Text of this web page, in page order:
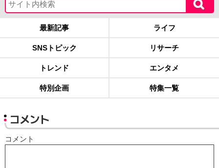
最新記事 ライフ
SNSトピック リサーチ
トレンド エンタメ
特別企画 特集一覧
コメント
コメント